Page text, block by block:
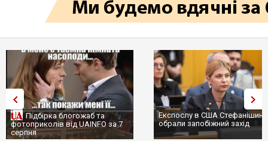
Підбірка блогожаб та
фотоприколів від UAINFO за 7
серпня
Експослу в США
обрали запобіжний захід